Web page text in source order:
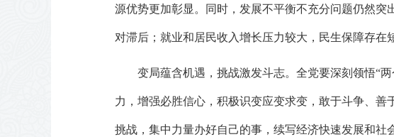
源优势更加彰显。同时，发展不平衡不充分问题仍然
对滞后；就业和居民收入增长压力较大，民生保障存在
变局蕴含机遇，挑战激发斗志。全党要深刻领悟“
力，增强必胜信心，积极识变应变求变，敢于斗争、
挑战，集中力量办好自己的事，续写经济快速发展和社